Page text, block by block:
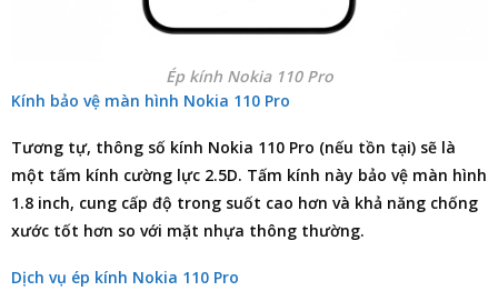
Ép kính Nokia 110 Pro
Kính bảo vệ màn hình Nokia 110 Pro
Tương tự, thông số kính Nokia 110 Pro (nếu tồn tại) sẽ là
một tấm kính cường lực 2.5D. Tấm kính này bảo vệ màn hình
1.8 inch, cung cấp độ trong suốt cao hơn và khả năng chống
xước tốt hơn so với mặt nhựa thông thường.
Dịch vụ ép kính Nokia 110 Pro